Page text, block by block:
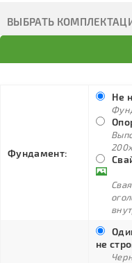
ВЫБРАТЬ
Фундамент:
Не
не